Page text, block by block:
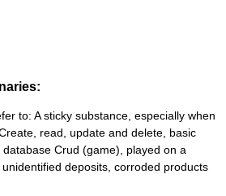
to: A sticky substance, especially when
read, update and delete, basic
Crud (game), played on a
deposits, corroded products